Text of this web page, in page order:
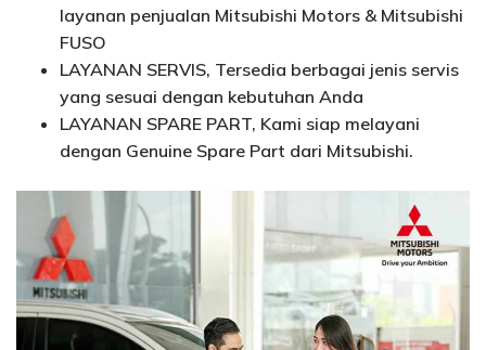
layanan penjualan Mitsubishi Motors & Mitsubishi
FUSO
LAYANAN SERVIS, Tersedia berbagai jenis servis
yang sesuai dengan kebutuhan Anda
LAYANAN SPARE PART, Kami siap melayani
dengan Genuine Spare Part dari Mitsubishi.